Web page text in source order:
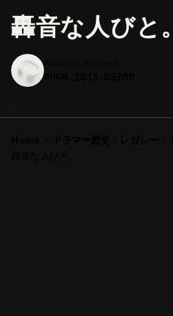
轟音な人びと。